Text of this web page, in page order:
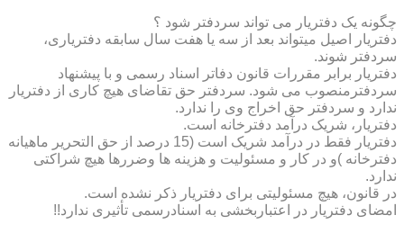
چگونه یک دفتریار می تواند سردفتر شود ؟
دفتریار اصیل میتواند بعد از سه یا هفت سال سابقه دفتریاری،
سردفتر شوند.
دفتریار برابر مقررات قانون دفاتر اسناد رسمی و با پیشنهاد
سردفترمنصوب می شود. سردفتر حق تقاضای هیچ کاری از دفتریار
ندارد و سردفتر حق اخراج وی را ندارد.
دفتریار، شریک درآمد دفترخانه است.
دفتریار فقط در درآمد شریک است (15 درصد از حق التحریر ماهیانه
دفترخانه )و در کار و مسئولیت و هزینه ها وضررها هیچ شراکتی
ندارد.
در قانون، هیچ مسئولیتی برای دفتریار ذکر نشده است.
امضای دفتریار در اعتباربخشی به اسنادرسمی تأثیری ندارد!!